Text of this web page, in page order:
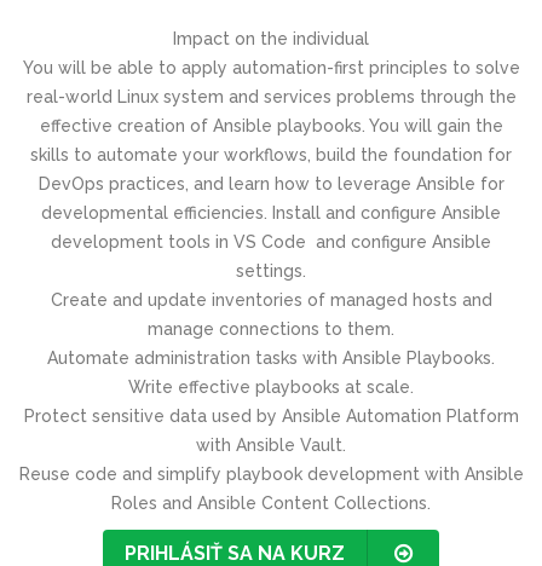
Impact on the individual
You will be able to apply automation-first principles to solve
real-world Linux system and services problems through the
effective creation of Ansible playbooks. You will gain the
skills to automate your workflows, build the foundation for
DevOps practices, and learn how to leverage Ansible for
developmental efficiencies. Install and configure Ansible
development tools in VS Code and configure Ansible
settings.
Create and update inventories of managed hosts and
manage connections to them.
Automate administration tasks with Ansible Playbooks.
Write effective playbooks at scale.
Protect sensitive data used by Ansible Automation Platform
with Ansible Vault.
Reuse code and simplify playbook development with Ansible
Roles and Ansible Content Collections.
PRIHLÁSIŤ SA NA KURZ